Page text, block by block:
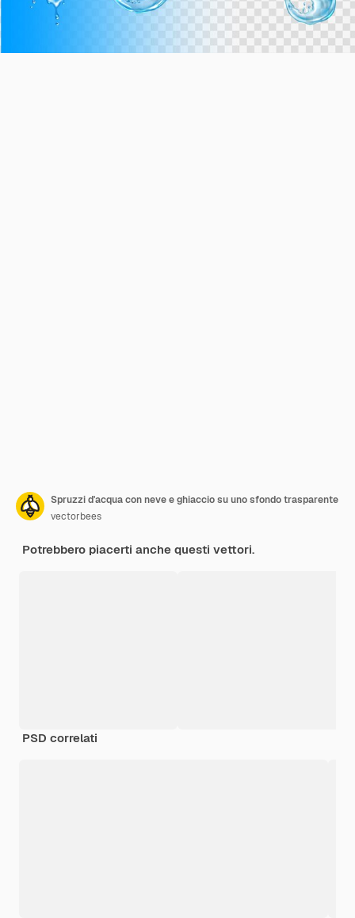
Spruzzi d'acqua con neve e ghiaccio su uno sfondo trasparente
vectorbees
Potrebbero piacerti anche questi vettori.
PSD correlati